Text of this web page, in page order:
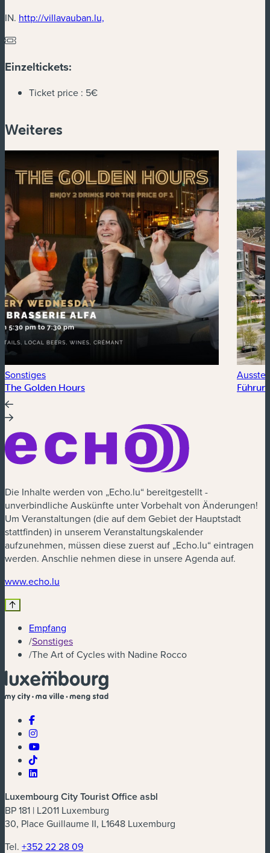
IN. http://villavauban.lu,
Einzeltickets:
Ticket price : 5€
Weiteres
Sonstiges
The Golden Hours
Die Inhalte werden von „Echo.lu“ bereitgestellt -
unverbindliche Auskünfte unter Vorbehalt von Änderungen!
Um Veranstaltungen (die auf dem Gebiet der Hauptstadt
stattfinden) in unserem Veranstaltungskalender
aufzunehmen, müssen diese zuerst auf „Echo.lu“ eintragen
werden. Anschlie nehmen diese in unsere Agenda auf.
www.echo.lu
Empfang
/Sonstiges
/The Art of Cycles with Nadine Rocco
Luxembourg City Tourist Office asbl
BP 181 | L2011 Luxemburg
30, Place Guillaume II, L1648 Luxemburg
Tel. +352 22 28 09